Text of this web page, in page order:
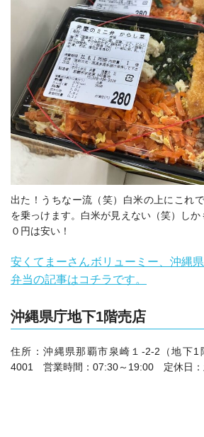
出た！うちなー流（笑）白米の上にこれ
を乗っけます。白米が見えない（笑）し
０円は安い！
安くてまーさんボリューミー、沖縄
弁当の記事はコチラです。
沖縄県庁地下1階売店
住所：沖縄県那覇市泉崎１‐2‐2（地下
4001 営業時間：07:30～19:00 定休日：